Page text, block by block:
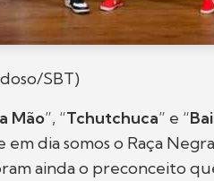
SBT)
Mão”, “Tchutchuca” e “
dia somos o Raça
ainda o preconceito